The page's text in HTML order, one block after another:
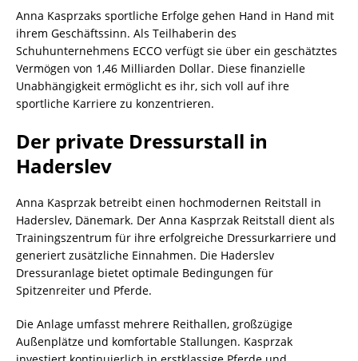
Anna Kasprzaks sportliche Erfolge gehen Hand in Hand mit
ihrem Geschäftssinn. Als Teilhaberin des
Schuhunternehmens ECCO verfügt sie über ein geschätztes
Vermögen von 1,46 Milliarden Dollar. Diese finanzielle
Unabhängigkeit ermöglicht es ihr, sich voll auf ihre
sportliche Karriere zu konzentrieren.
Der private Dressurstall in
Haderslev
Anna Kasprzak betreibt einen hochmodernen Reitstall in
Haderslev, Dänemark. Der Anna Kasprzak Reitstall dient als
Trainingszentrum für ihre erfolgreiche Dressurkarriere und
generiert zusätzliche Einnahmen. Die Haderslev
Dressuranlage bietet optimale Bedingungen für
Spitzenreiter und Pferde.
Die Anlage umfasst mehrere Reithallen, großzügige
Außenplätze und komfortable Stallungen. Kasprzak